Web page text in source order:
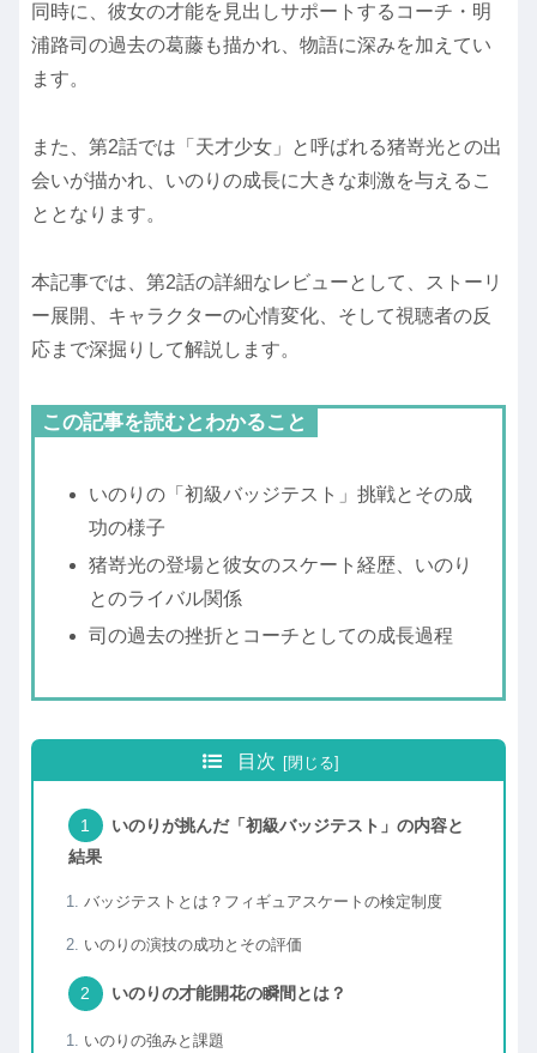
同時に、彼女の才能を見出しサポートするコーチ・明
浦路司の過去の葛藤も描かれ、物語に深みを加えてい
ます。
また、第2話では「天才少女」と呼ばれる猪嵜光との出
会いが描かれ、いのりの成長に大きな刺激を与えるこ
ととなります。
本記事では、第2話の詳細なレビューとして、ストーリ
ー展開、キャラクターの心情変化、そして視聴者の反
応まで深掘りして解説します。
この記事を読むとわかること
いのりの「初級バッジテスト」挑戦とその成
功の様子
猪嵜光の登場と彼女のスケート経歴、いのり
とのライバル関係
司の過去の挫折とコーチとしての成長過程
目次
いのりが挑んだ「初級バッジテスト」の内容と
結果
バッジテストとは？フィギュアスケートの検定制度
いのりの演技の成功とその評価
いのりの才能開花の瞬間とは？
いのりの強みと課題